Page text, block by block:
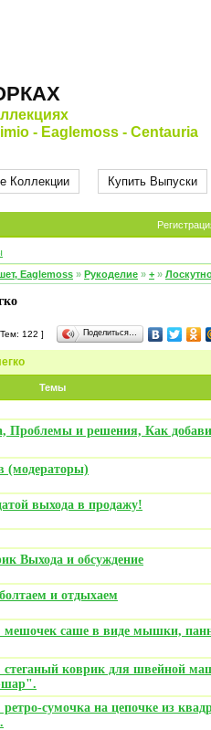
- Eaglemoss - Centauria
Коллекции Купить Выпуски
Eaglemoss » Рукоделие » + »
122 ] Поделиться…
Темы
Проблемы и решения, Как
(модераторы)
выхода в продажу!
Выхода и обсуждение
и отдыхаем
мешочек саше в виде мышки,
коврик для швейной
шар".
сумочка на цепочке из